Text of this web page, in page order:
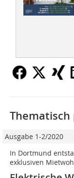
Ausgabe 1-2/2020
In Dortmund
exklusiven